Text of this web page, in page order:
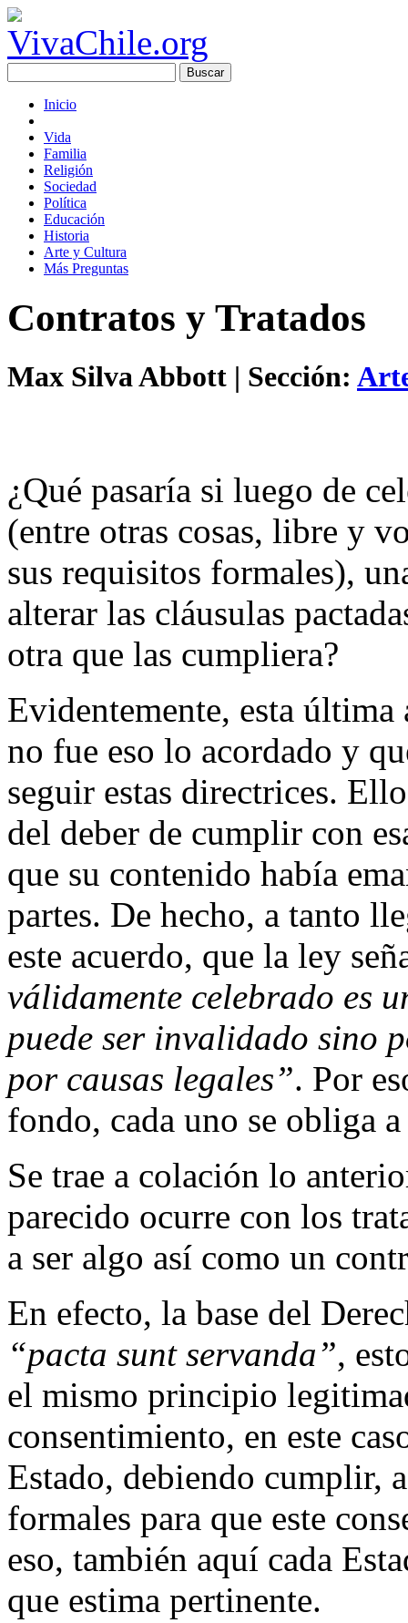
Inicio
Vida
Familia
Religión
Sociedad
Política
Educación
Historia
Arte y Cultura
Más Preguntas
Contratos y Tratados
Max Silva Abbott | Sección:
¿Qué pasaría si luego de
(entre otras cosas, libre y
sus requisitos formales),
alterar las cláusulas
otra que las cumpliera?
Evidentemente, esta
no fue eso lo acordado y
seguir estas directrices.
del deber de cumplir con
que su contenido había
partes. De hecho, a tanto
este acuerdo, que la ley
válidamente celebrado es
puede ser invalidado sino
por causas legales”. Por
fondo, cada uno se obliga
Se trae a colación lo
parecido ocurre con los
a ser algo así como un
En efecto, la base del
“pacta sunt servanda”,
el mismo principio
consentimiento, en este
Estado, debiendo cumplir,
formales para que este
eso, también aquí cada
que estima pertinente.